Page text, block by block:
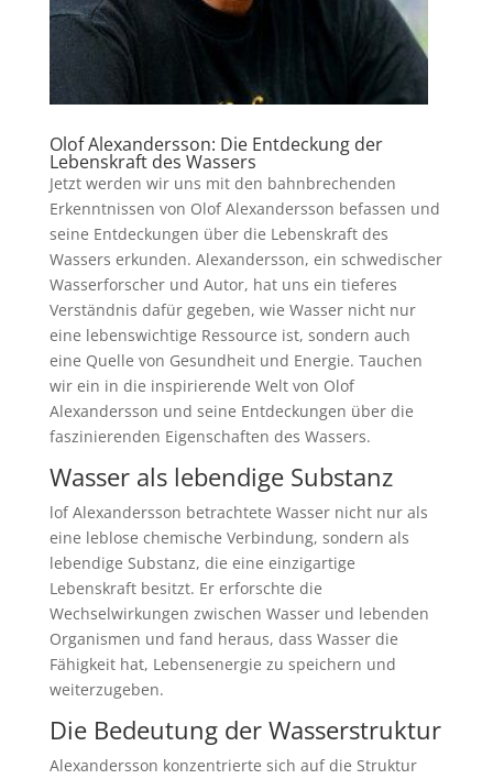
Olof Alexandersson: Die Entdeckung der
Lebenskraft des Wassers
Jetzt werden wir uns mit den bahnbrechenden
Erkenntnissen von Olof Alexandersson befassen und
seine Entdeckungen über die Lebenskraft des
Wassers erkunden. Alexandersson, ein schwedischer
Wasserforscher und Autor, hat uns ein tieferes
Verständnis dafür gegeben, wie Wasser nicht nur
eine lebenswichtige Ressource ist, sondern auch
eine Quelle von Gesundheit und Energie. Tauchen
wir ein in die inspirierende Welt von Olof
Alexandersson und seine Entdeckungen über die
faszinierenden Eigenschaften des Wassers.
Wasser als lebendige Substanz
lof Alexandersson betrachtete Wasser nicht nur als
eine leblose chemische Verbindung, sondern als
lebendige Substanz, die eine einzigartige
Lebenskraft besitzt. Er erforschte die
Wechselwirkungen zwischen Wasser und lebenden
Organismen und fand heraus, dass Wasser die
Fähigkeit hat, Lebensenergie zu speichern und
weiterzugeben.
Die Bedeutung der Wasserstruktur
Alexandersson konzentrierte sich auf die Struktur